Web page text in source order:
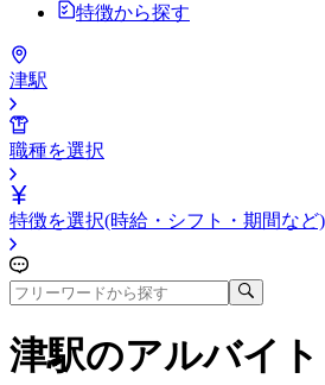
特徴から探す
津駅
職種を選択
特徴を選択(時給・シフト・期間など)
津駅のアルバイ